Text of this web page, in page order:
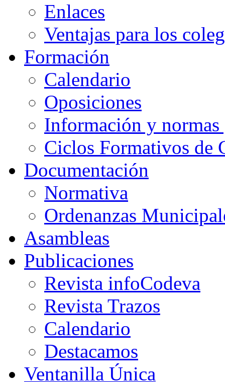
Enlaces
Ventajas para los
Formación
Calendario
Oposiciones
Información y normas
Ciclos Formativos de
Documentación
Normativa
Ordenanzas
Asambleas
Publicaciones
Revista infoCodeva
Revista Trazos
Calendario
Destacamos
Ventanilla Única